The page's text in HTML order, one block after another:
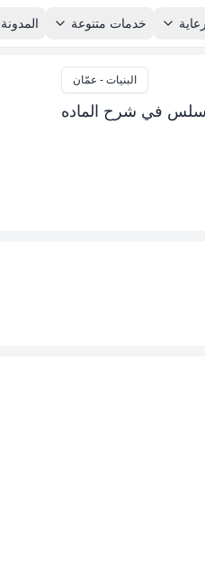
خدمات متنوعة المدونة
البنيات - عمّان
سلس في شرح الماده